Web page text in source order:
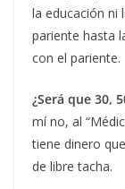
la educación ni
pariente hasta
con el pariente.
¿Será que 30,
mí no, al
tiene dinero
de libre tacha.